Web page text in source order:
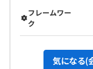
フレームワー
ク
気になる(